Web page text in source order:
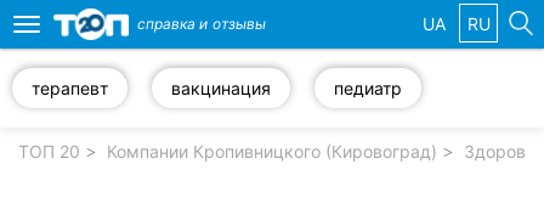
компании
Toggle
navigation
справка и отзывы UA RU
терапевт вакцинация педиатр
ТОП 20 Компании Кропивницкого (Кировоград)